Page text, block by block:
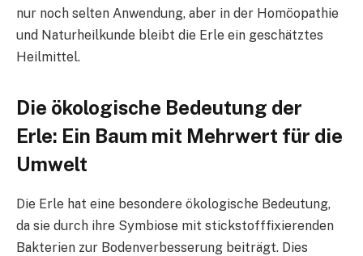
nur noch selten Anwendung, aber in der Homöopathie
und Naturheilkunde bleibt die Erle ein geschätztes
Heilmittel.
Die ökologische Bedeutung der
Erle: Ein Baum mit Mehrwert für die
Umwelt
Die Erle hat eine besondere ökologische Bedeutung,
da sie durch ihre Symbiose mit stickstofffixierenden
Bakterien zur Bodenverbesserung beiträgt. Dies